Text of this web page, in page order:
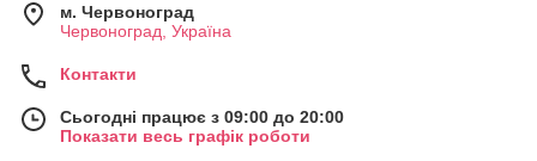
м. Червоноград
Червоноград, Україна
Контакти
Сьогодні працює з 09:00 до 20:00
Показати весь графік роботи